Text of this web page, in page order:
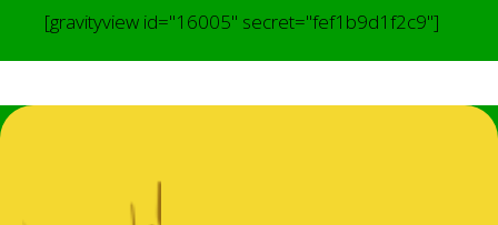
[gravityview id="16005" secret="fef1b9d1f2c9"]